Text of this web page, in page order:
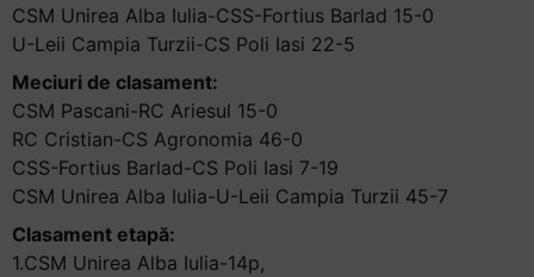
CSM Unirea Alba Iulia-CSS-Fortius Barlad 15-0
U-Leii Campia Turzii-CS Poli Iasi 22-5
Meciuri de clasament:
CSM Pascani-RC Ariesul 15-0
RC Cristian-CS Agronomia 46-0
CSS-Fortius Barlad-CS Poli Iasi 7-19
CSM Unirea Alba Iulia-U-Leii Campia Turzii 45-7
Clasament etapă:
1.CSM Unirea Alba Iulia-14p,